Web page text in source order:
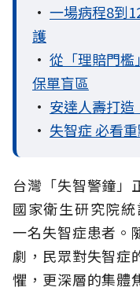
• 一場病程8到
護
• 從「理賠門檻
保單盲區
• 安達人壽打
• 失智症 必看
台灣「失智警鐘」
國家衛生研究院
一名失智症患者。
劇，民眾對失智症
懼，更深層的集體